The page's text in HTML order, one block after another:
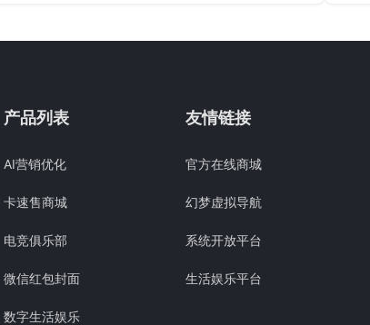
元素直接表达了爱情的主题，而粉色或红色的主色调
产品列表
AI营销优化
卡速售商城
电竞俱乐部
微信红包封面
数字生活娱乐
友情链接
官方在线商城
幻梦虚拟导航
系统开放平台
生活娱乐平台